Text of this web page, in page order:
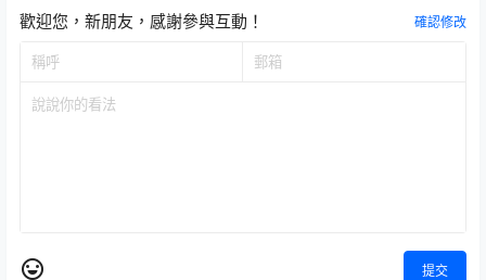
歡迎您，新朋友，感謝參與互動！ 確認修改
提交